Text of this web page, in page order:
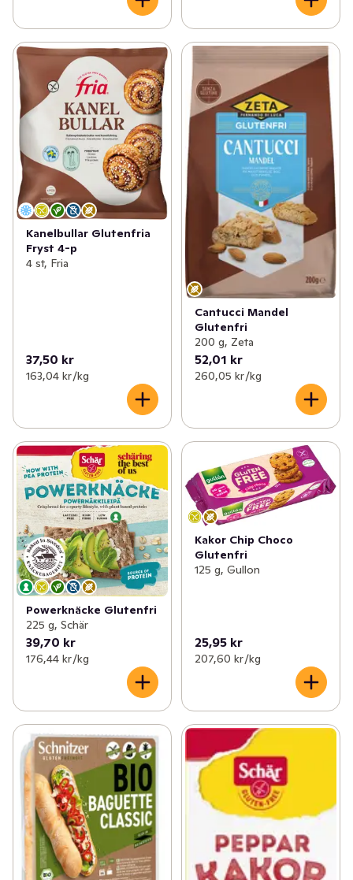
Kanelbullar Glutenfria
Fryst 4-p
4 st, Fria
37,50 kr
163,04 kr /kg
Cantucci Mandel
Glutenfri
200 g, Zeta
52,01 kr
260,05 kr /kg
Powerknäcke Glutenfri
225 g, Schär
39,70 kr
176,44 kr /kg
Kakor Chip Choco
Glutenfri
125 g, Gullon
25,95 kr
207,60 kr /kg